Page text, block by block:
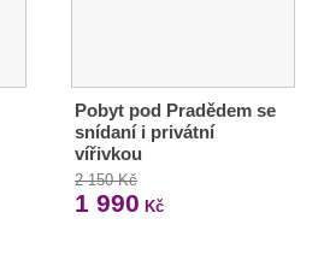
Pobyt pod Pradědem se
snídaní i privátní
vířivkou
2 150 Kč
1 990 Kč